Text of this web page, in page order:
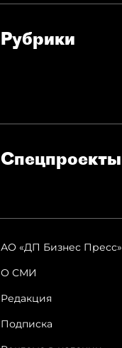
Рубрики
Спец­проекты
АО «ДП Бизнес Пресс»
О СМИ
Редакция
Подписка